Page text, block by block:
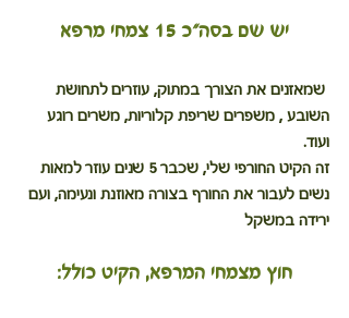
יש שם בסה"כ 15 צמחי מרפא
שמאזנים את הצורך במתוק, עוזרים לתחושת
השובע , משפרים שריפת קלוריות, משרים רוגע
ועוד.
זה הקיט החורפי שלי, שכבר 5 שנים עוזר למאות
נשים לעבור את החורף בצורה מאוזנת ונעימה, ועם
ירידה במשקל
חוץ מצמחי המרפא, הקיט כולל: